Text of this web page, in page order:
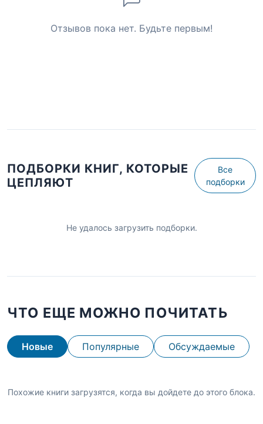
Отзывов пока нет. Будьте первым!
ПОДБОРКИ КНИГ, КОТОРЫЕ
ЦЕПЛЯЮТ
Все
подборки
Не удалось загрузить подборки.
ЧТО ЕЩЕ МОЖНО ПОЧИТАТЬ
Новые Популярные Обсуждаемые
Похожие книги загрузятся, когда вы дойдете до этого блока.